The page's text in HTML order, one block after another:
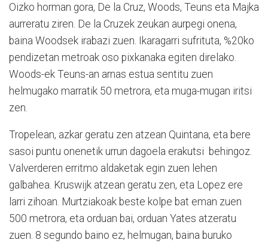
Oizko horman gora, De la Cruz, Woods, Teuns eta Majka
aurreratu ziren. De la Cruzek zeukan aurpegi onena,
baina Woodsek irabazi zuen. Ikaragarri sufrituta, %20ko
pendizetan metroak oso pixkanaka egiten direlako.
Woods-ek Teuns-an arnas estua sentitu zuen
helmugako marratik 50 metrora, eta muga-mugan iritsi
zen.
Tropelean, azkar geratu zen atzean Quintana, eta bere
sasoi puntu onenetik urrun dagoela erakutsi behingoz.
Valverderen erritmo aldaketak egin zuen lehen
galbahea. Kruswijk atzean geratu zen, eta Lopez ere
larri zihoan. Murtziakoak beste kolpe bat eman zuen
500 metrora, eta orduan bai, orduan Yates atzeratu
zuen. 8 segundo baino ez, helmugan, baina buruko